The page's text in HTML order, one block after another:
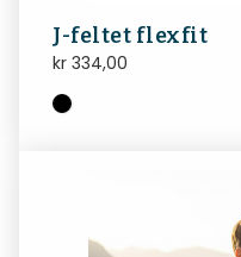
J-feltet flexfit
kr 334,00